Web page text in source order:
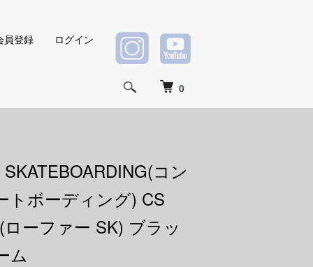
0
員登録 ログイン
コン
トボーディング) CS
ーファー SK) ブラッ
ム